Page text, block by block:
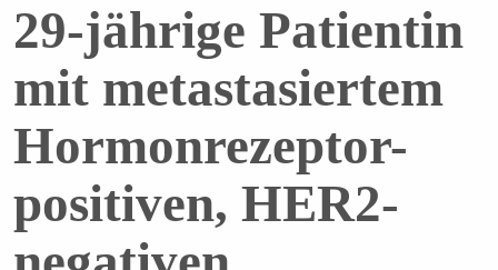
29-jährige Patientin
mit metastasiertem
Hormonrezeptor-
positiven, HER2-